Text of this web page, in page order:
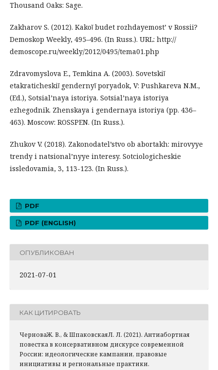
Thousand Oaks: Sage.
Zakharov S. (2012). Kakoĭ budet rozhdayemost’ v Rossii?
Demoskop Weekly, 495–496. (In Russ.). URL: http://
demoscope.ru/weekly/2012/0495/tema01.php
Zdravomyslova E., Temkina A. (2003). Sovetskiĭ
etakraticheskiĭ gendernyĭ poryadok, V: Pushkareva N.M.,
(Ed.), Sotsial’naya istoriya. Sotsial’naya istoriya
ezhegodnik. Zhenskaya i gendernaya istoriya (pp. 436–
463). Moscow: ROSSPEN. (In Russ.).
Zhukov V. (2018). Zakonodatel’stvo ob abortakh: mirovyye
trendy i natsional’nyye interesy. Sotciologicheskie
issledovamia, 3, 113-123. (In Russ.).
PDF
PDF (ENGLISH)
ОПУБЛИКОВАН
2021-07-01
КАК ЦИТИРОВАТЬ
ЧерноваЖ. В., & ШпаковскаяЛ. Л. (2021). Антиабортная
повестка в консервативном дискурсе современной
России: идеологические кампании, правовые
инициативы и региональные практики.